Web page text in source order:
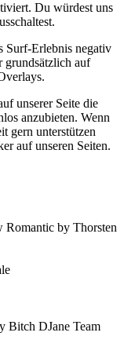
Du würdest uns
Surf-Erlebnis negativ
grundsätzlich auf
unserer Seite die
anzubieten. Wenn
gern unterstützen
auf unseren Seiten.
Romantic by Thorsten
Bitch DJane Team